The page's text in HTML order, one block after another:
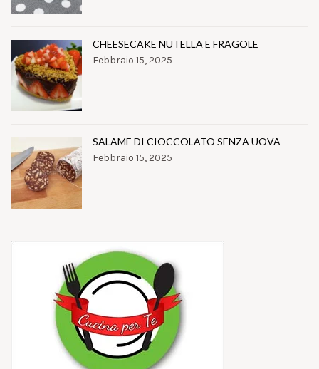
CHEESECAKE NUTELLA E FRAGOLE
Febbraio 15, 2025
SALAME DI CIOCCOLATO SENZA UOVA
Febbraio 15, 2025